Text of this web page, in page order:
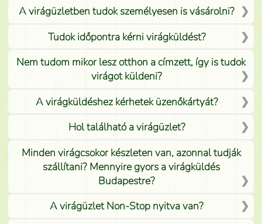
A virágüzletben tudok személyesen is vásárolni?
Tudok időpontra kérni virágküldést?
Nem tudom mikor lesz otthon a címzett, így is tudok
virágot küldeni?
A virágküldéshez kérhetek üzenőkártyát?
Hol található a virágüzlet?
Minden virágcsokor készleten van, azonnal tudják
szállítani? Mennyire gyors a virágküldés
Budapestre?
A virágüzlet Non-Stop nyitva van?